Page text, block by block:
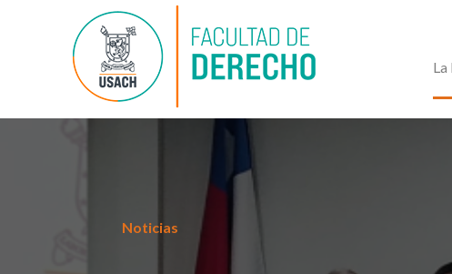
La
Noticias